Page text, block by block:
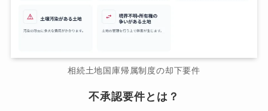
相続土地国庫帰属制度の却下要件
不承認要件とは？